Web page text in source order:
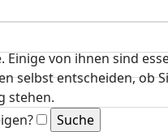
von ihnen sind
selbst entscheiden,
stehen.